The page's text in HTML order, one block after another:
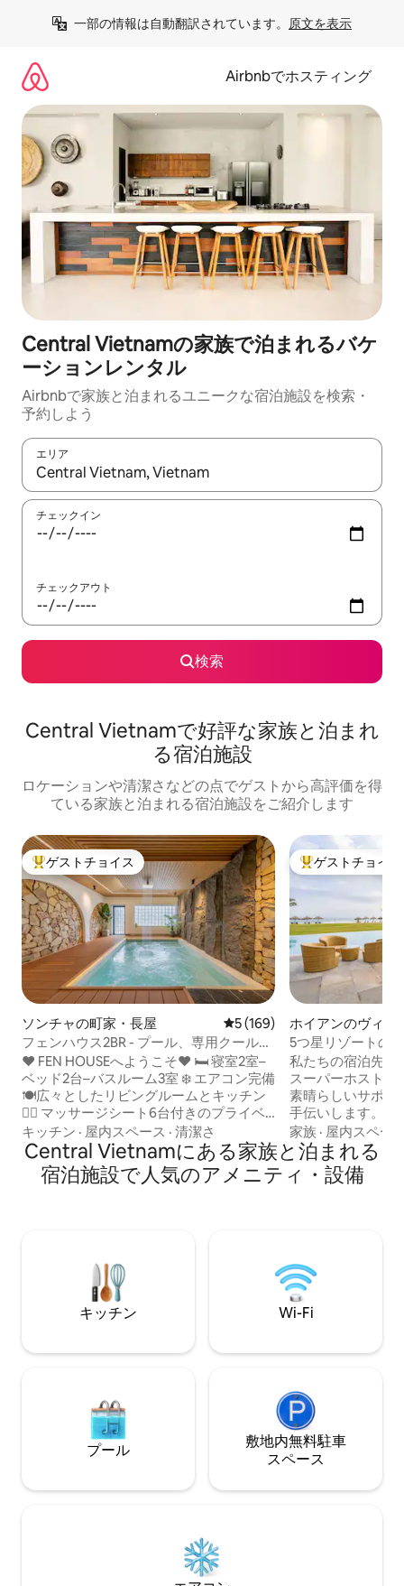
一部の情報は自動翻訳されています。 原文を表示
Airbnbでホスティング
Central Vietnamの家族で泊まれるバケ
ーションレンタル
Airbnbで家族と泊まれるユニークな宿泊施設を検索・
予約しよう
エリア
検索結果が表示されたら、上下の矢印キーを使って移動するか
チェックイン
チェックアウト
検索
Central Vietnamで好評な家族と泊まれ
る宿泊施設
ロケーションや清潔さなどの点でゲストから高評価を得
ている家族と泊まれる宿泊施設をご紹介します
大好評のゲストチョイスです。
ゲストチョイス
ソンチャの町家・長屋 レビュー169件、5つ星中5つ
5 (169)
フェンハウス2BR - プール、専用クール、
バーベキュー - ビーチ近く
❤️ FEN HOUSEへようこそ❤️ 🛏️ 寝室2室–
ベッド2台–バスルーム3室 ❄️ エアコン完備
🍽️広々としたリビングルームとキッチン
🏊‍♂️ マッサージシート6台付きのプライベ
ートクールプール 💧健康を確保するため
の清潔な水システム 🔥 無料のバーベキュ
ー用炭2 kg 🍓無料のウェルカムフルーツ
とドリンク ✈️ 4泊以上のご宿泊で空港送
キッチン · 屋内スペース · 清潔さ
大好評のゲスト
ゲストチョイス
ホイアンのヴィラ
5つ星リゾートの
料送迎
私たちの宿泊先に泊
スーパーホスト＆
素晴らしいサポー
手伝いします。 •
つ信頼できる企業
別オファー。 🏡ホスピタリティ業界で10
年以上の経験を持
快適で思い出に残
でもあります。
家族 · 屋内スペー
Central Vietnamにある家族と泊まれる
宿泊施設で人気のアメニティ・設備
キッチン Wi-Fi
プール
敷地内無料駐⁠車
ス⁠ペ⁠ー⁠ス